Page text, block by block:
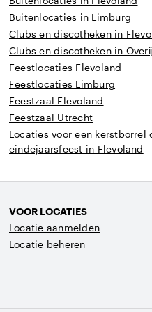
Buitenlocaties in Limburg
Clubs en discotheken in
Clubs en discotheken in
Feestlocaties Flevoland
Feestlocaties Limburg
Feestzaal Flevoland
Feestzaal Utrecht
Locaties voor een kerstborrel
eindejaarsfeest in Flevoland
VOOR LOCATIES
Locatie aanmelden
Locatie beheren